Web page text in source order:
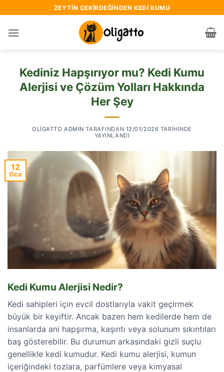
atla
ZEYTIN ÇEKIRDEĞINDEN KEDI KUMU
Kediniz Hapşırıyor mu? Kedi Kumu
Alerjisi ve Çözüm Yolları Hakkında
Her Şey
OLIGATTO ADMIN TARAFINDAN 12/01/2026 TARIHINDE
YAYINLANDI
12
Oca
Kedi Kumu Alerjisi Nedir?
Kedi sahipleri için evcil dostlarıyla vakit geçirmek
büyük bir keyiftir. Ancak bazen hem kedilerde hem de
insanlarda ani hapşırma, kaşıntı veya solunum sıkıntıları
baş gösterebilir. Bu durumun arkasındaki gizli suçlu
genellikle kedi kumudur. Kedi kumu alerjisi, kumun
içeriğindeki tozlara, parfümlere veya kimyasal